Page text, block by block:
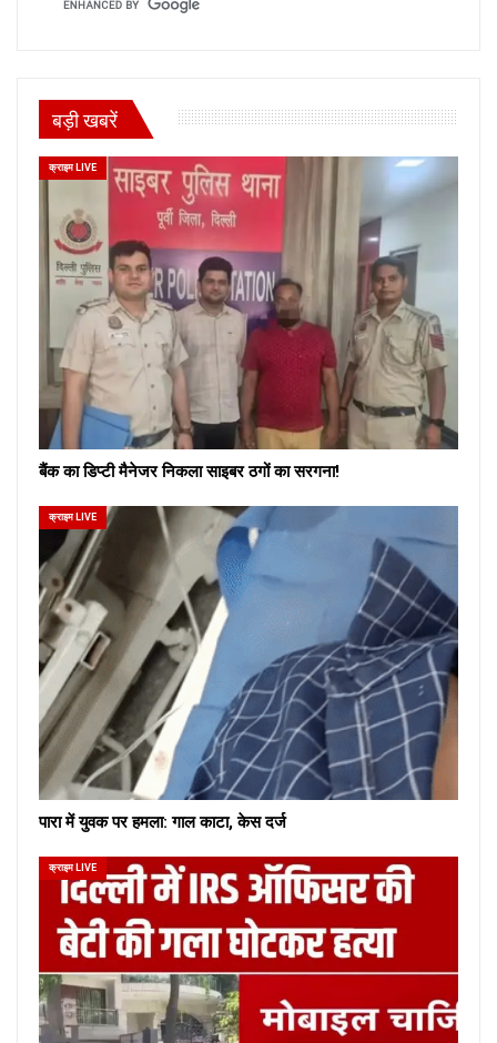
बड़ी खबरें
क्राइम LIVE
बैंक का डिप्टी मैनेजर निकला साइबर ठगों का सरगना!
क्राइम LIVE
पारा में युवक पर हमला: गाल काटा, केस दर्ज
क्राइम LIVE